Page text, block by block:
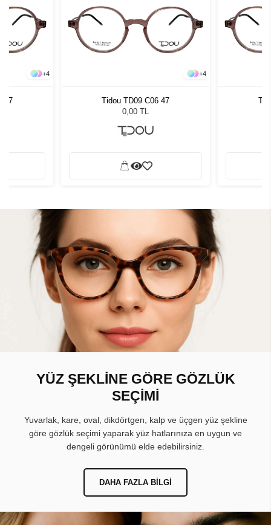
+4
47
+4
Tidou TD09 C06 47
0,00 TL
YÜZ ŞEKLİNE GÖRE GÖZLÜK
SEÇİMİ
Yuvarlak, kare, oval, dikdörtgen, kalp ve üçgen yüz şekline
göre gözlük seçimi yaparak yüz hatlarınıza en uygun ve
dengeli görünümü elde edebilirsiniz.
DAHA FAZLA BILGI